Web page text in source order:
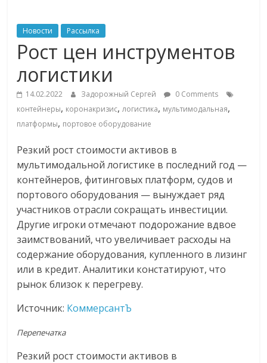
ритейле,
логистике,
технологиях,
соцсетях
Портал
об
онлайн-
торговле,
сервисах
для
Commerce,
ритейле,
логистике,
технологиях,
соцсетях.
важно,
как
Новости Рассылка
Рост цен инструментов
логистики
14.02.2022 Задорожный Сергей
0 Comments
контейнеры, коронакризис,логистика, мультимодальная,
платформы, портовое оборудование
Резкий рост стоимости активов в
мультимодальной логистике в последний год —
контейнеров, фитинговых платформ, судов и
портового оборудования — вынуждает ряд
участников отрасли сокращать инвестиции.
Другие игроки отмечают подорожание вдвое
заимствований, что увеличивает расходы на
содержание оборудования, купленного в лизинг
или в кредит. Аналитики констатируют, что
рынок близок к перегреву.
Источник: КоммерсантЪ
Перепечатка
Резкий рост стоимости активов в